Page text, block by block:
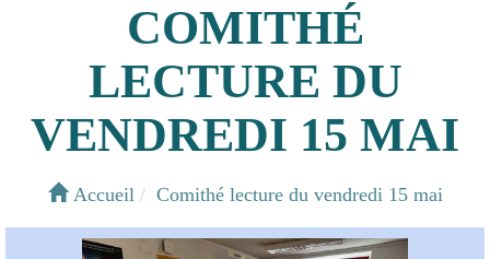
COMITHÉ
LECTURE DU
VENDREDI 15 MAI
Accueil Comithé lecture du vendredi 15 mai